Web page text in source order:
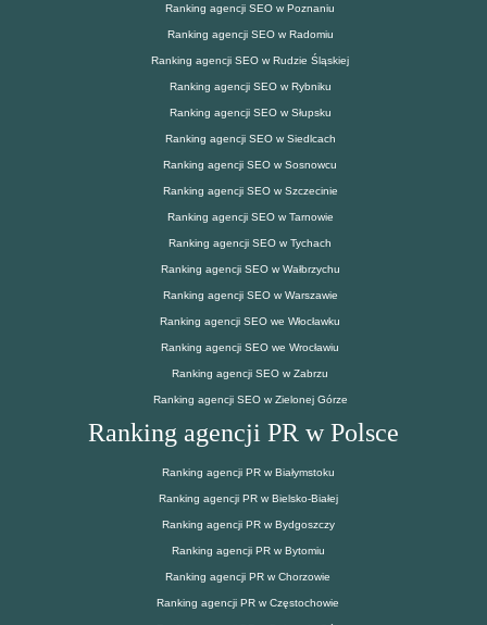
Ranking agencji SEO w Poznaniu
Ranking agencji SEO w Radomiu
Ranking agencji SEO w Rudzie Śląskiej
Ranking agencji SEO w Rybniku
Ranking agencji SEO w Słupsku
Ranking agencji SEO w Siedlcach
Ranking agencji SEO w Sosnowcu
Ranking agencji SEO w Szczecinie
Ranking agencji SEO w Tarnowie
Ranking agencji SEO w Tychach
Ranking agencji SEO w Wałbrzychu
Ranking agencji SEO w Warszawie
Ranking agencji SEO we Włocławku
Ranking agencji SEO we Wrocławiu
Ranking agencji SEO w Zabrzu
Ranking agencji SEO w Zielonej Górze
Ranking agencji PR w Polsce
Ranking agencji PR w Białymstoku
Ranking agencji PR w Bielsko-Białej
Ranking agencji PR w Bydgoszczy
Ranking agencji PR w Bytomiu
Ranking agencji PR w Chorzowie
Ranking agencji PR w Częstochowie